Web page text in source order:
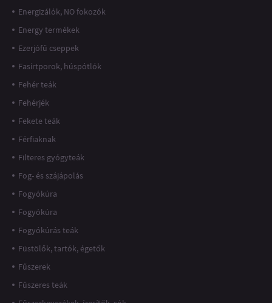
Energizálók, NO fokozók
Energy termékek
Ezerjófű cseppek
Fasírtporok, húspótlók
Fehér teák
Fehérjék
Fekete teák
Férfiaknak
Filteres gyógyteák
Fog- és szájápolás
Fogyókúra
Fogyókúra
Fogyókúrás teák
Füstölők, tartók, égetők
Fűszerek
Fűszeres teák